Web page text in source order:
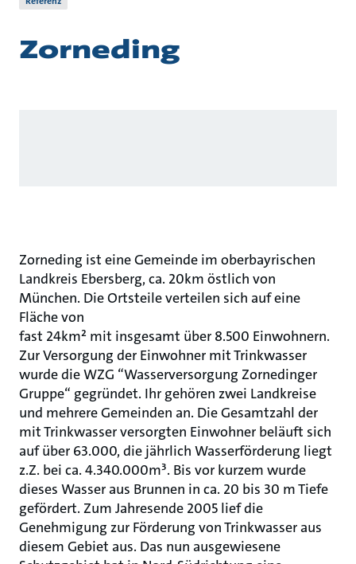
Zorneding
Zorneding ist eine Gemeinde im oberbayrischen
Landkreis Ebersberg, ca. 20km östlich von
München. Die Ortsteile verteilen sich auf eine
Fläche von
fast 24km² mit insgesamt über 8.500 Einwohnern.
Zur Versorgung der Einwohner mit Trinkwasser
wurde die WZG “Wasserversorgung Zornedinger
Gruppe“ gegründet. Ihr gehören zwei Landkreise
und mehrere Gemeinden an. Die Gesamtzahl der
mit Trinkwasser versorgten Einwohner beläuft sich
auf über 63.000, die jährlich Wasserförderung liegt
z.Z. bei ca. 4.340.000m³. Bis vor kurzem wurde
dieses Wasser aus Brunnen in ca. 20 bis 30 m Tiefe
gefördert. Zum Jahresende 2005 lief die
Genehmigung zur Förderung von Trinkwasser aus
diesem Gebiet aus. Das nun ausgewiesene